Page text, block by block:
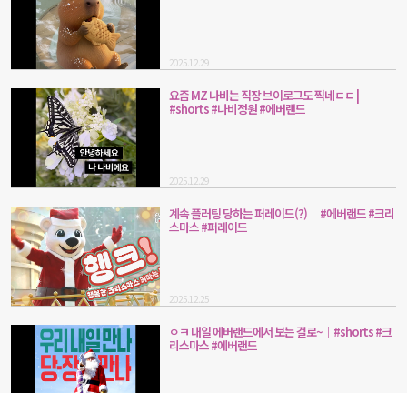
2025.12.29
요즘 MZ 나비는 직장 브이로그도 찍네ㄷㄷ |
#shorts #나비정원 #에버랜드
2025.12.29
계속 플러팅 당하는 퍼레이드(?)｜ #에버랜드 #크리
스마스 #퍼레이드
2025.12.25
ㅇㅋ 내일 에버랜드에서 보는 걸로~｜#shorts #크
리스마스 #에버랜드